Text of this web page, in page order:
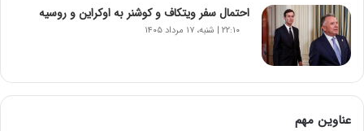
ب
ر
ا
ی
ت
و
ل
احتمال سفر ویتکاف و کوشنر به اوکراین و روسیه
۲۲:۱۰ | شنبه، ۱۷ مرداد ۱۴۰۵
عناوین مهم